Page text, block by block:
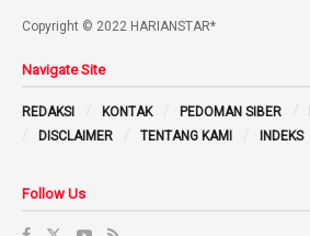
Copyright © 2022 HARIANSTAR*
Navigate Site
REDAKSI KONTAK PEDOMAN SIBER
DISCLAIMER
TENTANG KAMI INDEKS
Follow Us